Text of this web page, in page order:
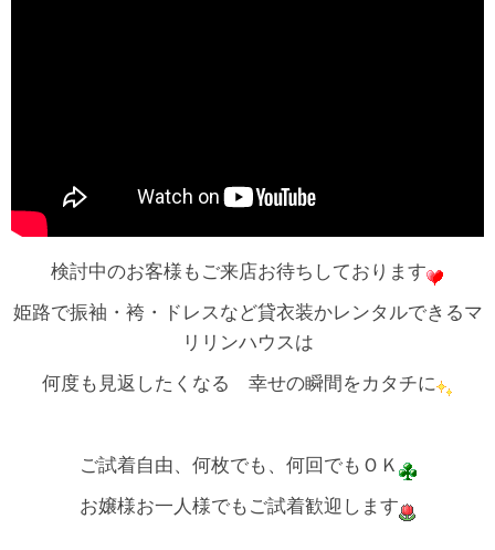
検討中のお客様もご来店お待ちしております
姫路で振袖・袴・ドレスなど貸衣装かレンタルできるマ
リリンハウスは
何度も見返したくなる 幸せの瞬間をカタチに
ご試着自由、何枚でも、何回でもＯＫ
お嬢様お一人様でもご試着歓迎します